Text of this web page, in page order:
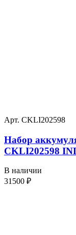
Арт. CKLI202598
Набор
CKLI202598
В наличии
31500 ₽